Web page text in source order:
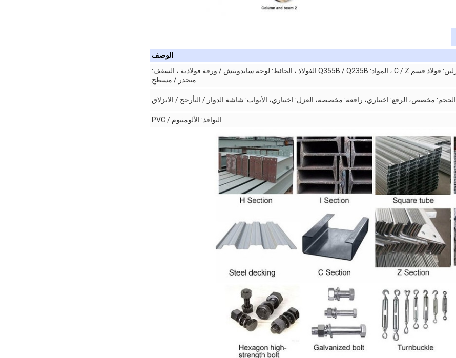
الوصف
البورلين: فولاذ قسم C / Z ، المواد: Q355B / Q235B الفولاذ ، الحائط: لوحة ساندويتش / ورقة فولاذية ، السقف:
منحدر / مسطح
الحجم: مخصص، الرفع: اختياري، رافعة: مخصصة، العزل: اختياري، الأبواب: شاشة الدوار / التأرجح / الانزلاق
النوافذ: الألومنيوم / PVC